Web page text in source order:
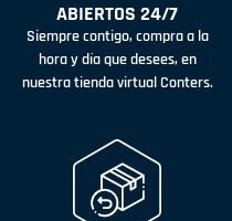
ABIERTOS 24/7
Siempre contigo, compra a la
hora y día que desees, en
nuestra tienda virtual Conters.